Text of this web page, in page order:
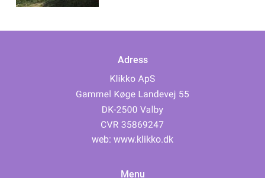
Adress
web: www.klikko.dk
Menu